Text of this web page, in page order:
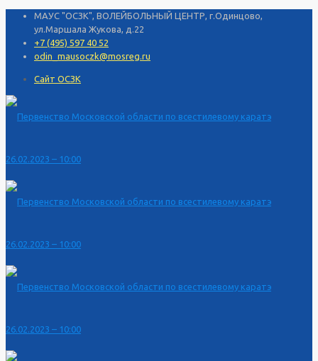
МАУС "ОСЗК", ВОЛЕЙБОЛЬНЫЙ ЦЕНТР, г.Одинцово,
ул.Маршала Жукова, д.22
+7 (495) 597 40 52
odin_mausoczk@mosreg.ru
Сайт ОСЗК